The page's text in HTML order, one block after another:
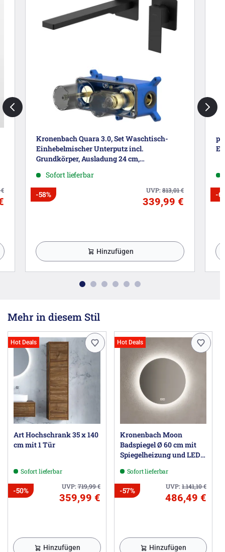
€
Kronenbach Quara 3.0, Set Waschtisch-
Einhebelmischer Unterputz incl.
Grundkörper, Ausladung 24 cm,
Sofort lieferbar
UVP:813,01€
-58%
339,99 €
Hinzufügen
-
Mehr in diesem Stil
Hot Deals
Art Hochschrank 35 x 140
cm mit 1 Tür
Sofort lieferbar
UVP:719,99€
-50%
359,99 €
Hinzufügen
Hot Deals
Kronenbach Moon
Badspiegel Ø 60 cm mit
Spiegelheizung und LED-
Sofort lieferbar
UVP:1.141,10€
-57%
486,49 €
Hinzufügen